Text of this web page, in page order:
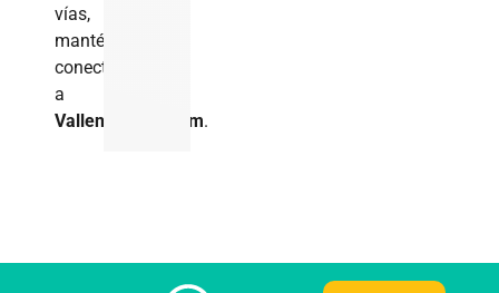
vías,
manténgase
conectado
a
VallenuevoTV.com.